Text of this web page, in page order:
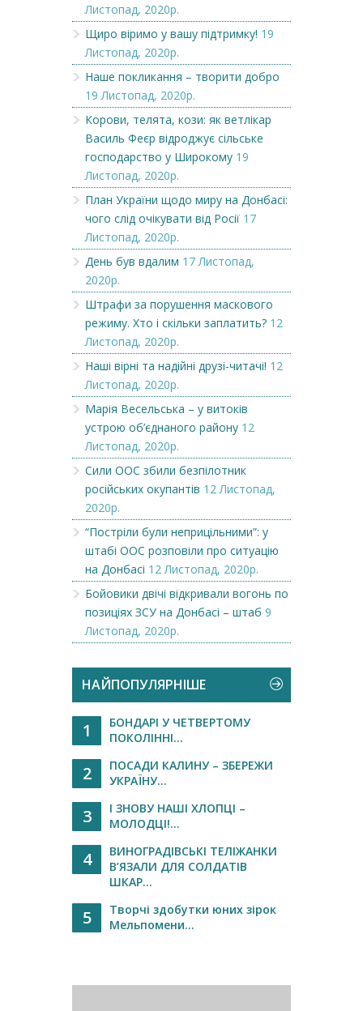
Листопад, 2020р.
Щиро віримо у вашу підтримку! 19
Листопад, 2020р.
Наше покликання – творити добро
19 Листопад, 2020р.
Корови, телята, кози: як ветлікар
Василь Феєр відроджує сільське
господарство у Широкому 19
Листопад, 2020р.
План України щодо миру на Донбасі:
чого слід очікувати від Росії 17
Листопад, 2020р.
День був вдалим 17 Листопад,
2020р.
Штрафи за порушення маскового
режиму. Хто і скільки заплатить? 12
Листопад, 2020р.
Наші вірні та надійні друзі-читачі! 12
Листопад, 2020р.
Марія Весельська – у витоків
устрою об’єднаного району 12
Листопад, 2020р.
Сили ООС збили безпілотник
російських окупантів 12 Листопад,
2020р.
“Постріли були неприцільними”: у
штабі ООС розповіли про ситуацію
на Донбасі 12 Листопад, 2020р.
Бойовики двічі відкривали вогонь по
позиціях ЗСУ на Донбасі – штаб 9
Листопад, 2020р.
НАЙПОПУЛЯРНІШЕ
1
БОНДАРІ У ЧЕТВЕРТОМУ
ПОКОЛІННІ...
2
ПОСАДИ КАЛИНУ – ЗБЕРЕЖИ
УКРАЇНУ...
3
І ЗНОВУ НАШІ ХЛОПЦІ –
МОЛОДЦІ!...
4
ВИНОГРАДІВСЬКІ ТЕЛІЖАНКИ
В’ЯЗАЛИ ДЛЯ СОЛДАТІВ
ШКАР...
5
Творчі здобутки юних зірок
Мельпомени...